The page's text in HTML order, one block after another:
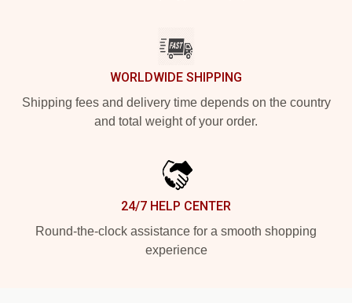
WORLDWIDE SHIPPING
Shipping fees and delivery time depends on the country
and total weight of your order.
24/7 HELP CENTER
Round-the-clock assistance for a smooth shopping
experience